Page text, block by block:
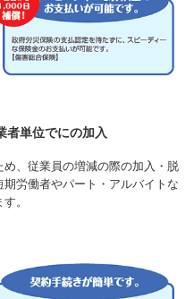
者単位でにの加入
め、従業員の増減の際の加入・脱
労働者やパート・アルバイトな
。